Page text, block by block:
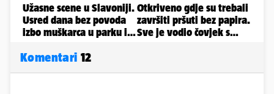
Komentari 12